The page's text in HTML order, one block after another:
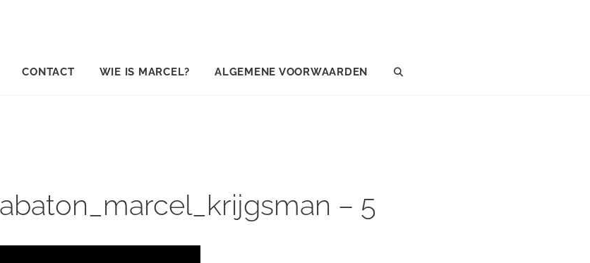
CONTACT WIE IS MARCEL? ALGEMENE VOORWAARDEN
– 5